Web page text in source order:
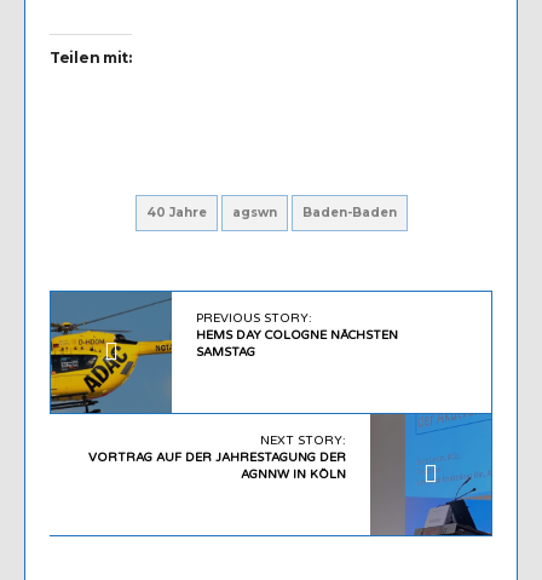
Teilen mit:
40 Jahre agswn Baden-Baden
PREVIOUS STORY:
HEMS DAY COLOGNE NÄCHSTEN
SAMSTAG
NEXT STORY:
VORTRAG AUF DER JAHRESTAGUNG DER
AGNNW IN KÖLN